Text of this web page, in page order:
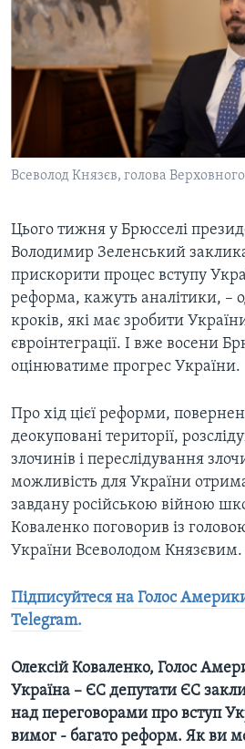
СУСПІЛЬСТВО
ЕКОНОМІКА
ІСТОРІЇ УСПІХУ УКРАЇНЦІВ
ТЕЛЕПРОГРАМИ
ЧАС-TIME
БРИФІНГ ГОЛОСУ АМЕРИКИ
СТУДІЯ ВАШИНГТОН
ВІКНО В АМЕРИКУ
ПОГЛЯД З ВАШИНГТОНА
ENGLISH
Learning English
Мови
Всеволод Князєв, голова
Цього тижня у Брюсселі
Володимир Зеленський
прискорити процес вступу
реформа, кажуть аналітики, –
кроків, які має зробити
євроінтеграції. І вже восени
оцінюватиме прогрес України.
Про хід цієї реформи,
деокуповані території,
злочинів і переслідування
можливість для України
завдану російською війною
Коваленко поговорив із
України Всеволодом Князєвим.
Підписуйтеся на Голос
Telegram.
Олексій Коваленко, Голос
Україна – ЄС депутати ЄС
над переговорами про вступ
вимог - багато реформ. Як ви